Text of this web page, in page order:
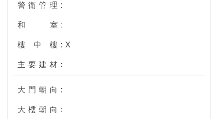
警 衛 管 理 :
和 室 :
樓 中 樓 : X
主 要 建 材 :
大 門 朝 向 :
大 樓 朝 向：